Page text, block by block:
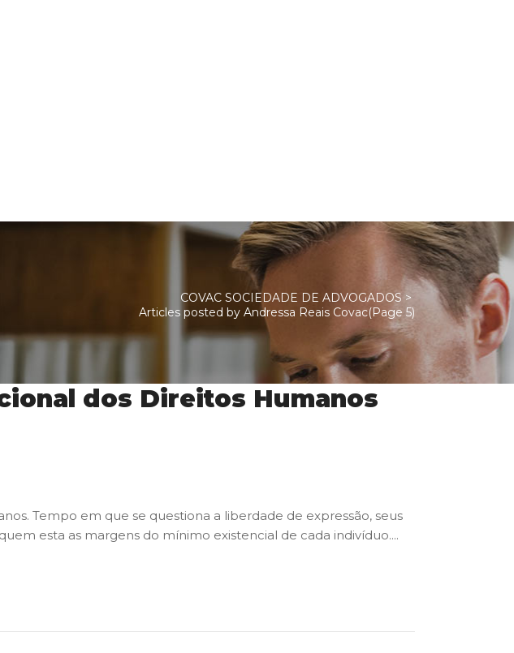
COVAC SOCIEDADE DE ADVOGADOS >
Articles posted by Andressa Reais Covac(Page 5)
dos Direitos Humanos
Tempo em que se questiona a liberdade de expressão, seus
esta as margens do mínimo existencial de cada indivíduo....